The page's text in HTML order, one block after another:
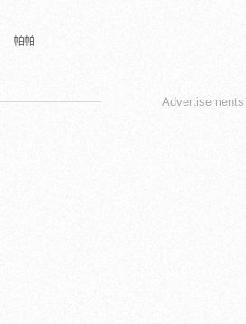
帕帕
Advertisements